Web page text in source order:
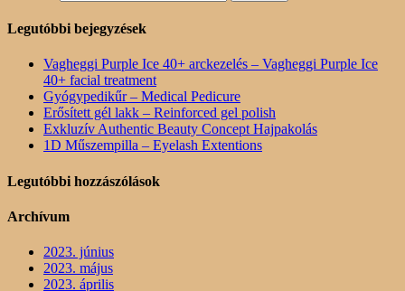
Legutóbbi bejegyzések
Vagheggi Purple Ice 40+ arckezelés – Vagheggi Purple Ice
40+ facial treatment
Gyógypedikűr – Medical Pedicure
Erősített gél lakk – Reinforced gel polish
Exkluzív Authentic Beauty Concept Hajpakolás
1D Műszempilla – Eyelash Extentions
Legutóbbi hozzászólások
Archívum
2023. június
2023. május
2023. április